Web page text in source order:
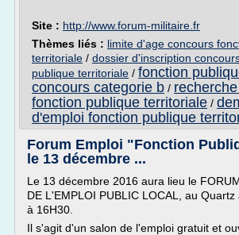
Site : http://www.forum-militaire.fr
Thèmes liés : limite d'age concours
territoriale / dossier d'inscription
publique territoriale / fonction
concours categorie b /
fonction publique territoriale /
d'emploi fonction publique
Forum Emploi "Fonction
le 13 décembre ...
Le 13 décembre 2016 aura lieu le
DE L'EMPLOI PUBLIC LOCAL, au
à 16H30.
Il s'agit d'un salon de l'emploi gratuit et